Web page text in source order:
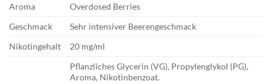
Aroma
Overdosed Berries
Geschmack
Sehr intensiver Beerengeschmack
Nikotingehalt
20 mg/ml
Pflanzliches Glycerin (VG), Propylenglykol (PG),
Aroma, Nikotinbenzoat.